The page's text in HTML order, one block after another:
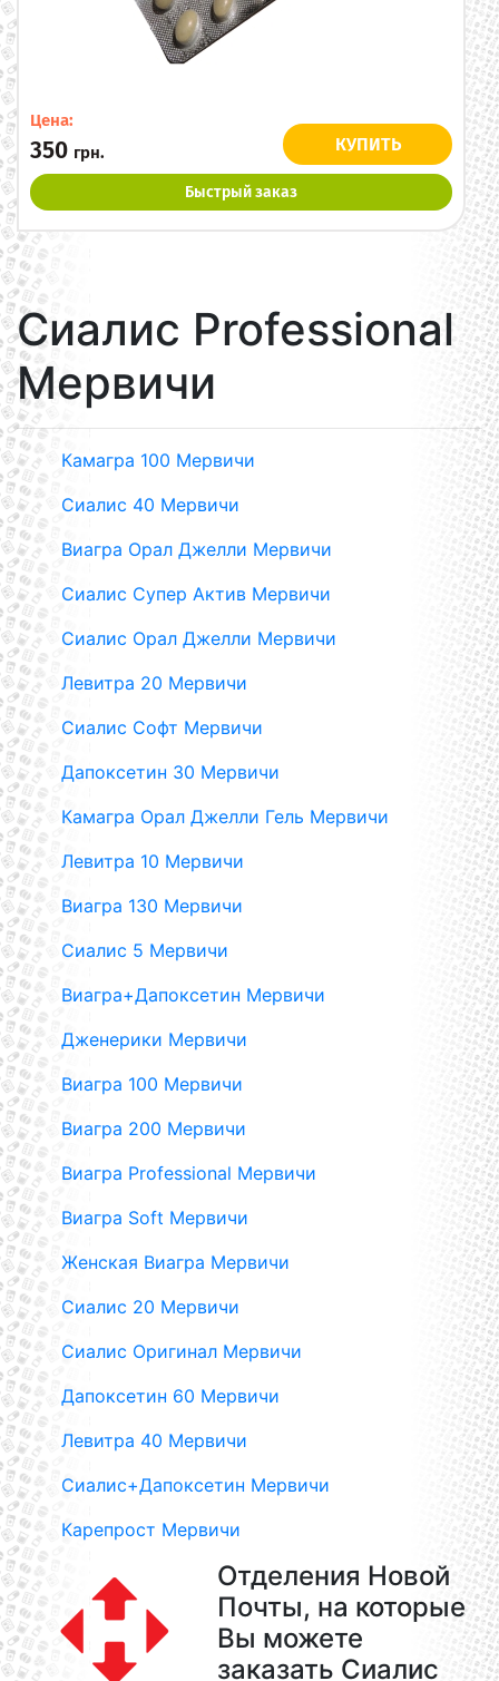
Цена:
350 грн. КУПИТЬ
Быстрый заказ
Сиалис Professional
Мервичи
Камагра 100 Мервичи
Сиалис 40 Мервичи
Виагра Орал Джелли Мервичи
Сиалис Супер Актив Мервичи
Сиалис Орал Джелли Мервичи
Левитра 20 Мервичи
Сиалис Софт Мервичи
Дапоксетин 30 Мервичи
Камагра Орал Джелли Гель Мервичи
Левитра 10 Мервичи
Виагра 130 Мервичи
Сиалис 5 Мервичи
Виагра+Дапоксетин Мервичи
Дженерики Мервичи
Виагра 100 Мервичи
Виагра 200 Мервичи
Виагра Professional Мервичи
Виагра Soft Мервичи
Женская Виагра Мервичи
Сиалис 20 Мервичи
Сиалис Оригинал Мервичи
Дапоксетин 60 Мервичи
Левитра 40 Мервичи
Сиалис+Дапоксетин Мервичи
Карепрост Мервичи
Отделения Новой
Почты, на которые
Вы можете
заказать Сиалис